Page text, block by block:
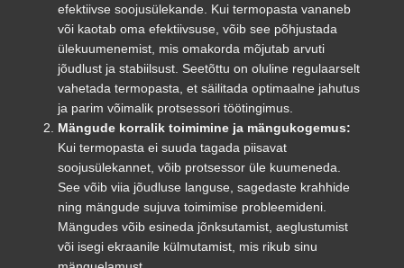
efektiivse soojusülekande. Kui termopasta vananeb
või kaotab oma efektiivsuse, võib see põhjustada
ülekuumenemist, mis omakorda mõjutab arvuti
jõudlust ja stabiilsust. Seetõttu on oluline regulaarselt
vahetada termopasta, et säilitada optimaalne jahutus
ja parim võimalik protsessori töötingimus.
Mängude korralik toimimine ja mängukogemus:
Kui termopasta ei suuda tagada piisavat
soojusülekannet, võib protsessor üle kuumeneda.
See võib viia jõudluse languse, sagedaste krahhide
ning mängude sujuva toimimise probleemideni.
Mängudes võib esineda jõnksutamist, aeglustumist
või isegi ekraanile külmutamist, mis rikub sinu